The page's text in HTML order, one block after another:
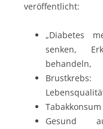
veröffentlicht:
„Diabetes
senken,
behandeln,
Gesund